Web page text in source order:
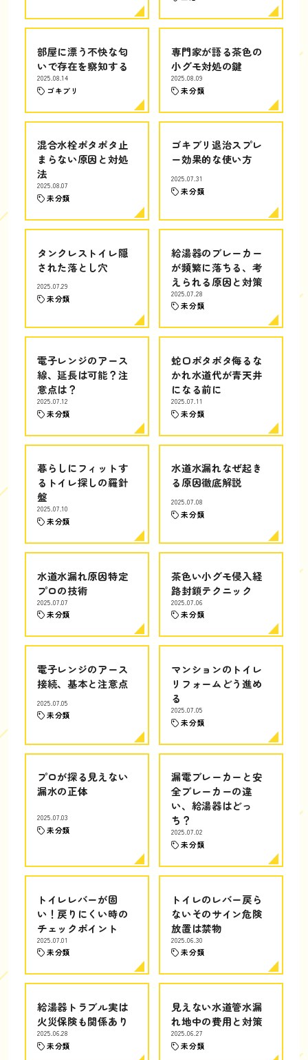
部屋に漂う不快な匂
いで存在を察知する
2025.08.14
ゴキブリ
専門家が語る茶色の
小グモ対処の鍵
2025.08.09
未分類
混合水栓ポタポタ止
まらない原因と対処
法
2025.08.07
未分類
ゴキブリ退治スプレ
ー効果的な使い方
2025.07.31
未分類
タンクレストイレ隠
された落とし穴
2025.07.29
未分類
給湯器のブレーカー
が頻繁に落ちる、考
えられる原因と対策
2025.07.28
未分類
電子レンジのアース
線、延長は可能？注
意点は？
2025.07.12
未分類
蛇口ポタポタ侮るな
かれ水道代が青天井
になる前に
2025.07.11
未分類
暮らしにフィットす
るトイレ探しの羅針
盤
2025.07.10
未分類
水道水漏れなぜ起き
る原因徹底解説
2025.07.08
未分類
水道水漏れ原因特定
プロの技術
2025.07.07
未分類
茶色い小グモ侵入経
路封鎖テクニック
2025.07.06
未分類
電子レンジのアース
接続、基本と注意点
2025.07.05
未分類
マンションのトイレ
リフォームどう進め
る
2025.07.05
未分類
プロが探る見えない
漏水の正体
2025.07.03
未分類
漏電ブレーカーと安
全ブレーカーの違
い、給湯器はどっ
ち？
2025.07.02
未分類
トイレレバーが固
い！戻りにくい時の
チェックポイント
2025.07.01
未分類
トイレのレバー戻ら
ないそのサイン危険
放置は禁物
2025.06.30
未分類
給湯器トラブル実は
火災保険も関係あり
2025.06.28
未分類
見えない水道管水漏
れ地中の費用と対策
2025.06.27
未分類